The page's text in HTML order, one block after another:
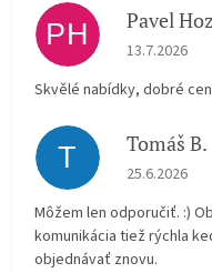
PH Pavel
Hodnocení
13.7.2026
Skvělé nabídky, dobré
T Tomáš B.
Hodnocení
25.6.2026
Môžem len odporučiť. :)
komunikácia tiež rýchla
objednávať znovu.